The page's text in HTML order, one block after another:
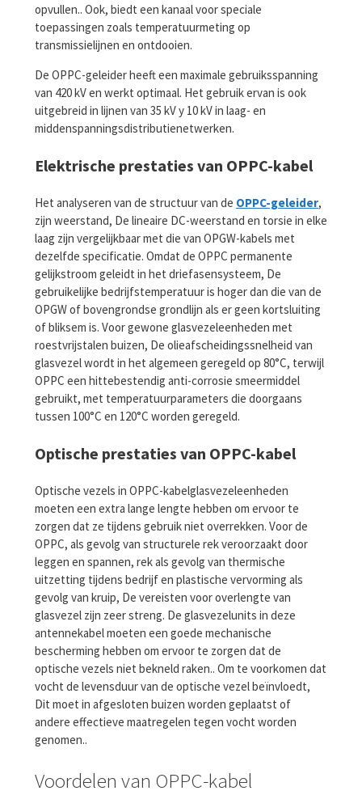
opvullen.. Ook, biedt een kanaal voor speciale
toepassingen zoals temperatuurmeting op
transmissielijnen en ontdooien.
De OPPC-geleider heeft een maximale gebruiksspanning
van 420 kV en werkt optimaal. Het gebruik ervan is ook
uitgebreid in lijnen van 35 kV y 10 kV in laag- en
middenspanningsdistributienetwerken.
Elektrische prestaties van OPPC-kabel
Het analyseren van de structuur van de OPPC-geleider,
zijn weerstand, De lineaire DC-weerstand en torsie in elke
laag zijn vergelijkbaar met die van OPGW-kabels met
dezelfde specificatie. Omdat de OPPC permanente
gelijkstroom geleidt in het driefasensysteem, De
gebruikelijke bedrijfstemperatuur is hoger dan die van de
OPGW of bovengrondse grondlijn als er geen kortsluiting
of bliksem is. Voor gewone glasvezeleenheden met
roestvrijstalen buizen, De olieafscheidingssnelheid van
glasvezel wordt in het algemeen geregeld op 80°C, terwijl
OPPC een hittebestendig anti-corrosie smeermiddel
gebruikt, met temperatuurparameters die doorgaans
tussen 100°C en 120°C worden geregeld.
Optische prestaties van OPPC-kabel
Optische vezels in OPPC-kabelglasvezeleenheden
moeten een extra lange lengte hebben om ervoor te
zorgen dat ze tijdens gebruik niet overrekken. Voor de
OPPC, als gevolg van structurele rek veroorzaakt door
leggen en spannen, rek als gevolg van thermische
uitzetting tijdens bedrijf en plastische vervorming als
gevolg van kruip, De vereisten voor overlengte van
glasvezel zijn zeer streng. De glasvezelunits in deze
antennekabel moeten een goede mechanische
bescherming hebben om ervoor te zorgen dat de
optische vezels niet bekneld raken.. Om te voorkomen dat
vocht de levensduur van de optische vezel beïnvloedt,
Dit moet in afgesloten buizen worden geplaatst of
andere effectieve maatregelen tegen vocht worden
genomen..
Voordelen van OPPC-kabel